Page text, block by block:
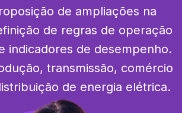
de ampliações na
de regras de operação
indicadores de desempenho.
transmissão, comércio
de energia elétrica.